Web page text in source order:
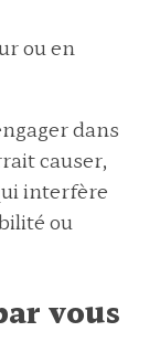
ou en
dans
causer,
interfère
ou
vous